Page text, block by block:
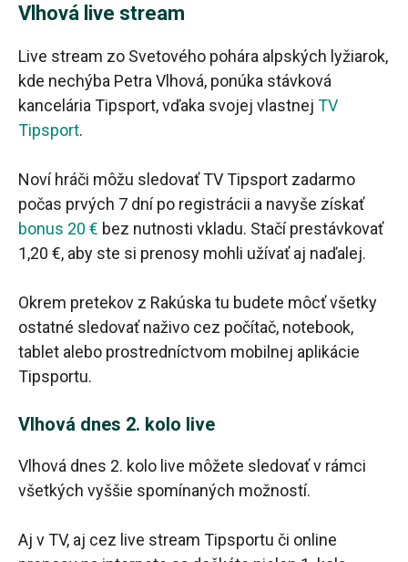
Vlhová live stream
Live stream zo Svetového pohára alpských lyžiarok,
kde nechýba Petra Vlhová, ponúka stávková
kancelária Tipsport, vďaka svojej vlastnej TV
Tipsport.
Noví hráči môžu sledovať TV Tipsport zadarmo
počas prvých 7 dní po registrácii a navyše získať
bonus 20 € bez nutnosti vkladu. Stačí prestávkovať
1,20 €, aby ste si prenosy mohli užívať aj naďalej.
Okrem pretekov z Rakúska tu budete môcť všetky
ostatné sledovať naživo cez počítač, notebook,
tablet alebo prostredníctvom mobilnej aplikácie
Tipsportu.
Vlhová dnes 2. kolo live
Vlhová dnes 2. kolo live môžete sledovať v rámci
všetkých vyššie spomínaných možností.
Aj v TV, aj cez live stream Tipsportu či online